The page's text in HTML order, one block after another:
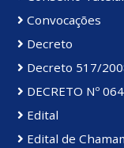
Convocações
Decreto
Decreto 517/
DECRETO Nº
Edital
Edital de